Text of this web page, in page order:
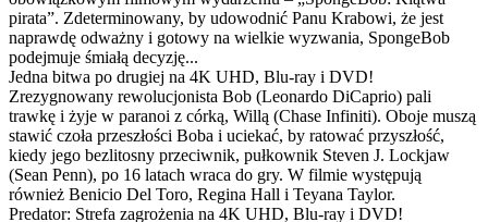
pirata”. Zdeterminowany, by udowodnić Panu Krabowi, że jest
naprawdę odważny i gotowy na wielkie wyzwania, SpongeBob
podejmuje śmiałą decyzję...
Jedna bitwa po drugiej na 4K UHD, Blu-ray i DVD!
Zrezygnowany rewolucjonista Bob (Leonardo DiCaprio) pali
trawkę i żyje w paranoi z córką, Willą (Chase Infiniti). Oboje muszą
stawić czoła przeszłości Boba i uciekać, by ratować przyszłość,
kiedy jego bezlitosny przeciwnik, pułkownik Steven J. Lockjaw
(Sean Penn), po 16 latach wraca do gry. W filmie występują
również Benicio Del Toro, Regina Hall i Teyana Taylor.
Predator: Strefa zagrożenia na 4K UHD, Blu-ray i DVD!